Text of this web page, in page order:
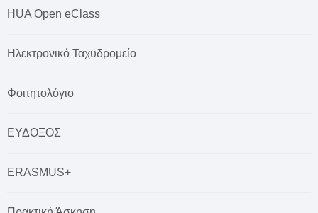
HUA Open eClass
Ηλεκτρονικό Ταχυδρομείο
Φοιτητολόγιο
ΕΥΔΟΞΟΣ
ERASMUS+